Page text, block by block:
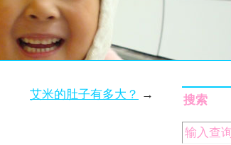
艾米的肚子有多大？ → 搜索